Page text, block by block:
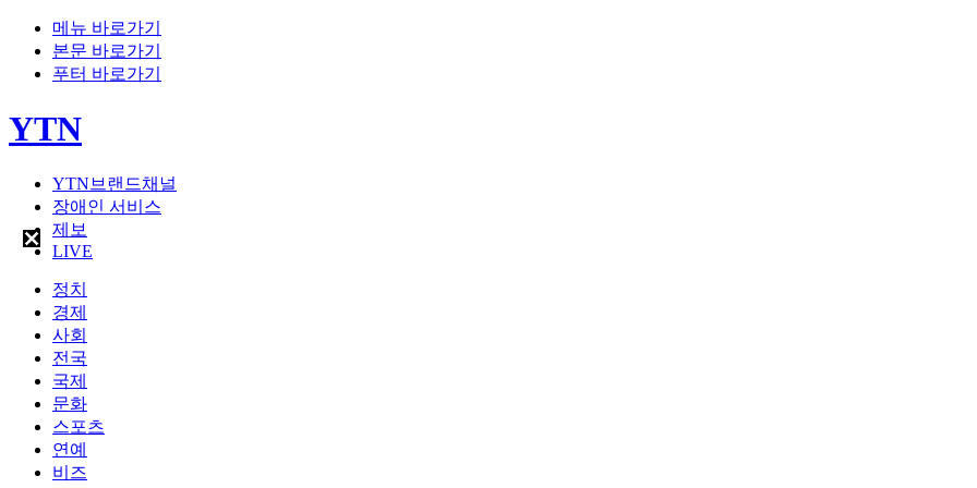
메뉴 바로가기
본문 바로가기
푸터 바로가기
YTN
YTN브랜드채널
장애인 서비스
제보
LIVE
정치
경제
사회
전국
국제
문화
스포츠
연예
비즈